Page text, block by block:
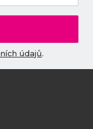
údajů.